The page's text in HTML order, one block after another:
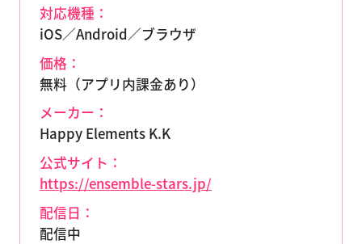
対応機種：
iOS／Android／ブラウザ
価格：
無料（アプリ内課金あり）
メーカー：
Happy Elements K.K
公式サイト：
https://ensemble-stars.jp/
配信日：
配信中